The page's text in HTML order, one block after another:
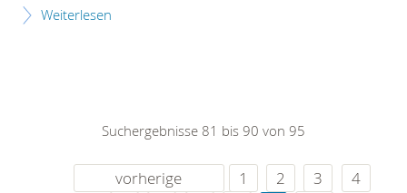
Weiterlesen
Suchergebnisse 81 bis 90 von 95
vorherige 1 2 3
4